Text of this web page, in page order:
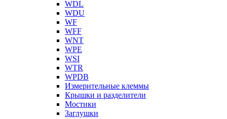
WDL
WDU
WF
WFF
WNT
WPE
WSI
WTR
WPDB
Измерительные клеммы
Крышки и разделители
Мостики
Заглушки